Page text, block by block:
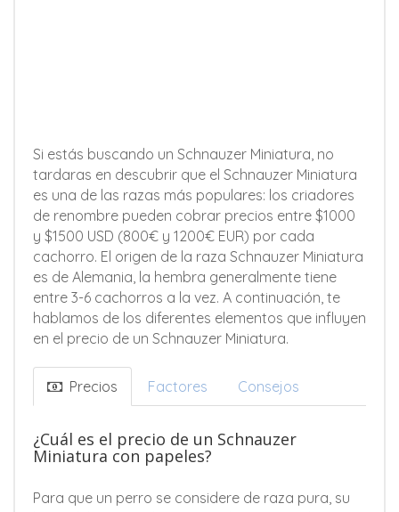
Si estás buscando un Schnauzer Miniatura, no
tardaras en descubrir que el Schnauzer Miniatura
es una de las razas más populares: los criadores
de renombre pueden cobrar precios entre $1000
y $1500 USD (800€ y 1200€ EUR) por cada
cachorro. El origen de la raza Schnauzer Miniatura
es de Alemania, la hembra generalmente tiene
entre 3-6 cachorros a la vez. A continuación, te
hablamos de los diferentes elementos que influyen
en el precio de un Schnauzer Miniatura.
Precios Factores Consejos
¿Cuál es el precio de un Schnauzer
Miniatura con papeles?
Para que un perro se considere de raza pura, su